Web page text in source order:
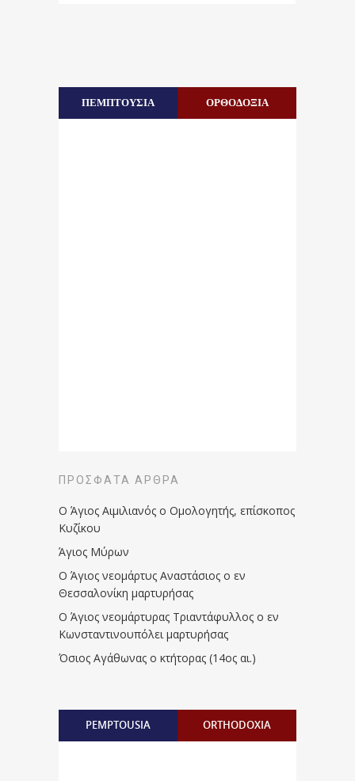
ΠΕΜΠΤΟΥΣΙΑ ΟΡΘΟΔΟΞΙΑ
ΠΡΌΣΦΑΤΑ ΆΡΘΡΑ
Ο Άγιος Αιμιλιανός ο Ομολογητής, επίσκοπος
Κυζίκου
Άγιος Μύρων
Ο Άγιος νεομάρτυς Αναστάσιος ο εν
Θεσσαλονίκη μαρτυρήσας
Ο Άγιος νεομάρτυρας Τριαντάφυλλος ο εν
Κωνσταντινουπόλει μαρτυρήσας
Όσιος Αγάθωνας ο κτήτορας (14ος αι.)
PEMPTOUSIA ORTHODOXIA